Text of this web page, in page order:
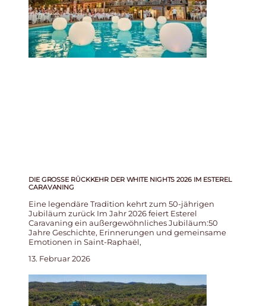
DIE GROSSE RÜCKKEHR DER WHITE NIGHTS 2026 IM ESTEREL C
ARAVANING
Eine legendäre Tradition kehrt zum 50-jährigen
Jubiläum zurück Im Jahr 2026 feiert Esterel
Caravaning ein außergewöhnliches Jubiläum:50
Jahre Geschichte, Erinnerungen und gemeinsame
Emotionen in Saint-Raphaël,
13. Februar 2026